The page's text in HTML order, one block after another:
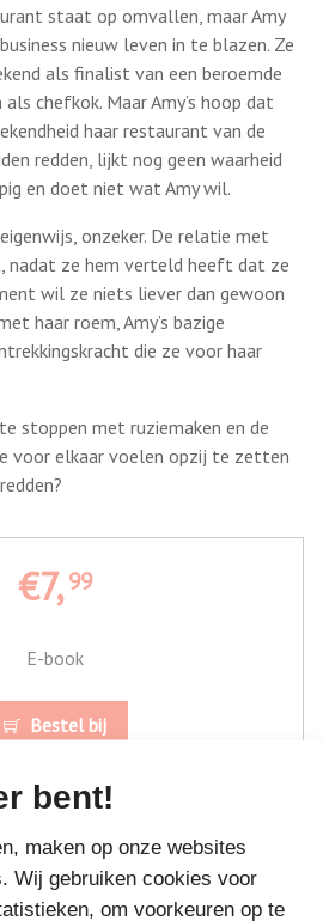
bent!
maken op onze websites
Wij gebruiken cookies voor
om voorkeuren op te
staat op omvallen, maar Amy
nieuw leven in te blazen. Ze
als finalist van een beroemde
chefkok. Maar Amy’s hoop dat
haar restaurant van de
redden, lijkt nog geen waarheid
en doet niet wat Amy wil.
onzeker. De relatie met
nadat ze hem verteld heeft dat ze
wil ze niets liever dan gewoon
haar roem, Amy’s bazige
die ze voor haar
stoppen met ruziemaken en de
voor elkaar voelen opzij te zetten
€7,99
E-book
Bestel bij